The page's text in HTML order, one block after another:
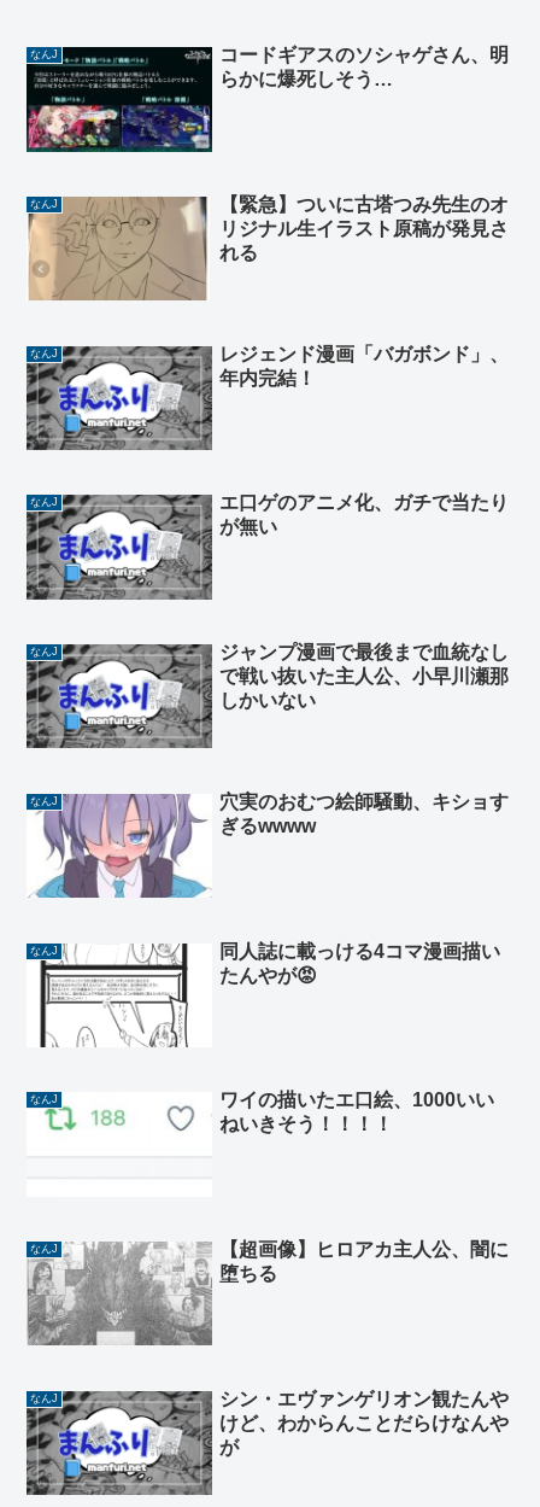
なんJ
コードギアスのソシャゲさん、明
らかに爆死しそう…
なんJ
【緊急】ついに古塔つみ先生のオ
リジナル生イラスト原稿が発見さ
れる
なんJ
レジェンド漫画「バガボンド」、
年内完結！
なんJ
エ口ゲのアニメ化、ガチで当たり
が無い
なんJ
ジャンプ漫画で最後まで血統なし
で戦い抜いた主人公、小早川瀬那
しかいない
なんJ
穴実のおむつ絵師騒動、キショす
ぎるwwww
なんJ
同人誌に載っける4コマ漫画描い
たんやが😡
なんJ
ワイの描いたエ口絵、1000いい
ねいきそう！！！！
なんJ
【超画像】ヒロアカ主人公、闇に
堕ちる
なんJ
シン・エヴァンゲリオン観たんや
けど、わからんことだらけなんや
が